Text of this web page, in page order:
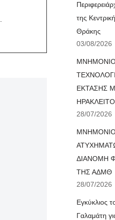
της
Θράκης
03/08/2026
ΜΝΗΜΟΝΙΟ
ΕΚΤΑΣΗΣ
28/07/2026
ΜΝΗΜΟΝΙΟ
ΔΙΑΝΟΜΗ
ΤΗΣ ΑΔΜΘ
28/07/2026
Εγκύκλιος
Γαλαμάτη